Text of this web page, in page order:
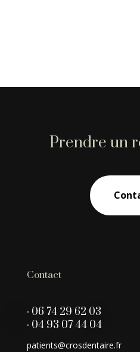
Prendre un
Contact
· 06 74 29 62 03
· 04 93 07 44 04
patients@crosdentaire.fr